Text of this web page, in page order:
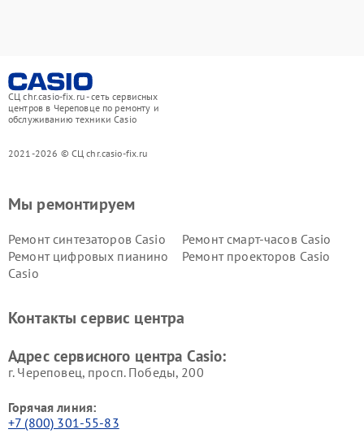
СЦ chr.casio-fix.ru - сеть сервисных
центров в Череповце по ремонту и
обслуживанию техники Casio
2021-2026 © СЦ chr.casio-fix.ru
Мы ремонтируем
Ремонт синтезаторов Casio
Ремонт смарт-часов Casio
Ремонт цифровых пианино
Casio
Ремонт проекторов Casio
Контакты сервис центра
Адрес сервисного центра Casio:
г. Череповец, просп. Победы, 200
Горячая линия:
+7 (800) 301-55-83